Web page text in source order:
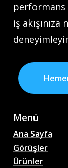
performans
iş
Menü
Ana Sayfa
Görüşler
Ürünler